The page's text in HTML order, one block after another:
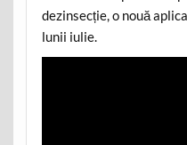
dezinsecție, o nouă
lunii iulie.